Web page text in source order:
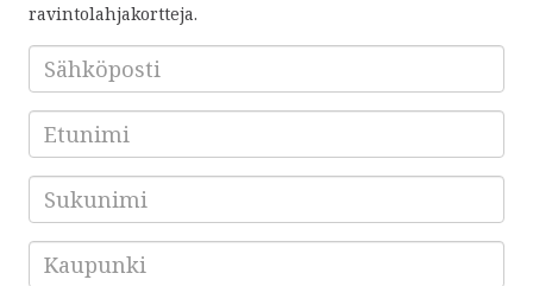
ravintolahjakortteja.
Sähköposti
Etunimi
Sukunimi
Kaupunki